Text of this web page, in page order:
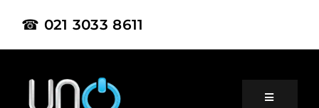
☎ 021 3033 8611